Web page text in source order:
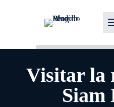
Visitar la
Siam